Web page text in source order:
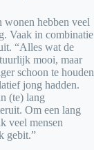
wonen hebben veel
Vaak in combinatie
“Alles wat de
mooi, maar
schoon te houden
jong hadden.
(te) lang
Om een lang
veel mensen
gebit.”